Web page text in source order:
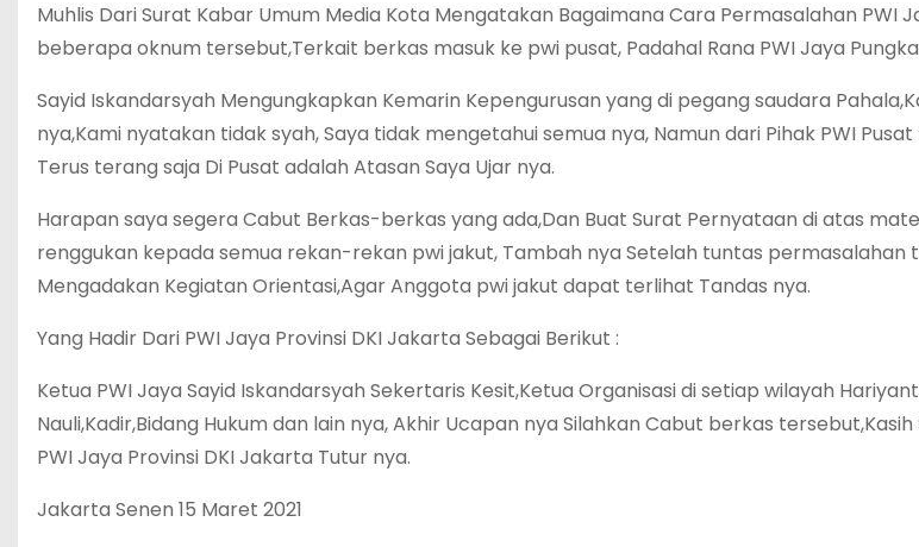
Muhlis Dari Surat Kabar Umum Media Kota Mengatakan Bagaimana Cara Permasalahan PWI
beberapa oknum tersebut,Terkait berkas masuk ke pwi pusat, Padahal Rana PWI Jaya
Sayid Iskandarsyah Mengungkapkan Kemarin Kepengurusan yang di pegang saudara
nya,Kami nyatakan tidak syah, Saya tidak mengetahui semua nya, Namun dari Pihak PWI
Terus terang saja Di Pusat adalah Atasan Saya Ujar nya.
Harapan saya segera Cabut Berkas-berkas yang ada,Dan Buat Surat Pernyataan di atas
renggukan kepada semua rekan-rekan pwi jakut, Tambah nya Setelah tuntas permasalahan
Mengadakan Kegiatan Orientasi,Agar Anggota pwi jakut dapat terlihat Tandas nya.
Yang Hadir Dari PWI Jaya Provinsi DKI Jakarta Sebagai Berikut :
Ketua PWI Jaya Sayid Iskandarsyah Sekertaris Kesit,Ketua Organisasi di setiap wilayah
Nauli,Kadir,Bidang Hukum dan lain nya, Akhir Ucapan nya Silahkan Cabut berkas
PWI Jaya Provinsi DKI Jakarta Tutur nya.
Jakarta Senen 15 Maret 2021